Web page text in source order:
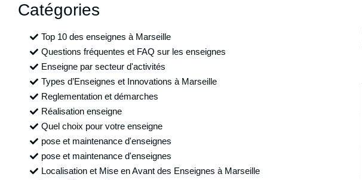
Catégories
Top 10 des enseignes à Marseille
Questions fréquentes et FAQ sur les enseignes
Enseigne par secteur d'activités
Types d’Enseignes et Innovations à Marseille
Reglementation et démarches
Réalisation enseigne
Quel choix pour votre enseigne
pose et maintenance d'enseignes
pose et maintenance d'enseignes
Localisation et Mise en Avant des Enseignes à Marseille